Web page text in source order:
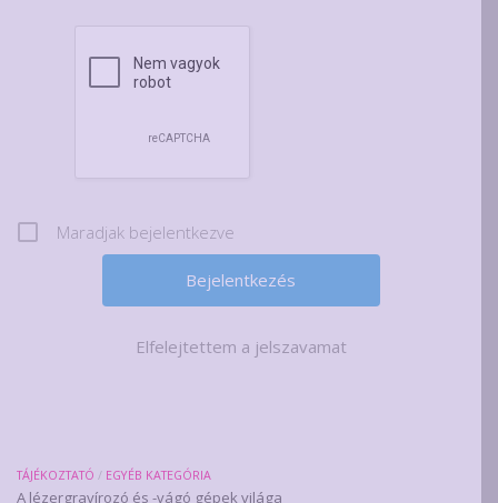
Maradjak bejelentkezve
Elfelejtettem a jelszavamat
TÁJÉKOZTATÓ / EGYÉB KATEGÓRIA
A lézergravírozó és -vágó gépek világa